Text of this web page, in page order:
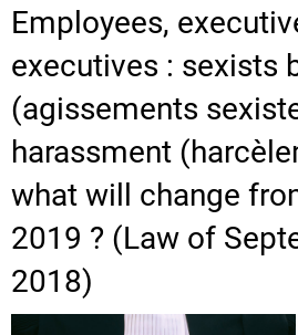
Employees,
executives : sexists
(agissements
harassment
what will change
2019 ? (Law of
2018)